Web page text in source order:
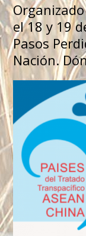
el 18 y 19
Pasos
Nación.